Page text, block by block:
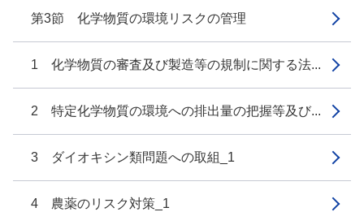
第3節 化学物質の環境リスクの管理
1 化学物質の審査及び製造等の規制に関する法...
2 特定化学物質の環境への排出量の把握等及び...
3 ダイオキシン類問題への取組_1
4 農薬のリスク対策_1